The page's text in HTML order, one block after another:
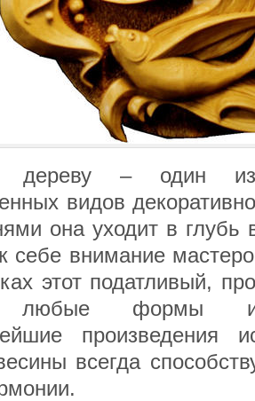
дереву – один
видов
она уходит в глубь
себе внимание
этот податливый,
любые формы
произведения
всегда